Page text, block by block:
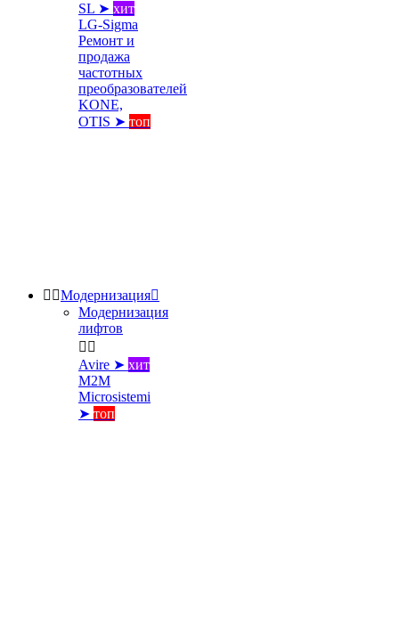
SL ➤ хит
LG-Sigma
Ремонт и
продажа
частотных
преобразователей
KONE,
OTIS ➤ топ
 Модернизация
Модернизация
лифтов
 
Avire ➤ хит
M2M
Microsistemi
➤ топ